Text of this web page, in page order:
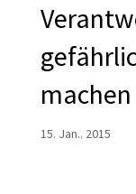
15. Jan.. 2015